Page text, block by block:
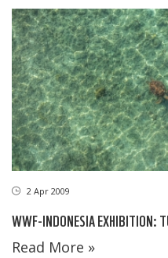
2 Apr 2009
WWF-INDONESIA EXHIBITION:
Read More »